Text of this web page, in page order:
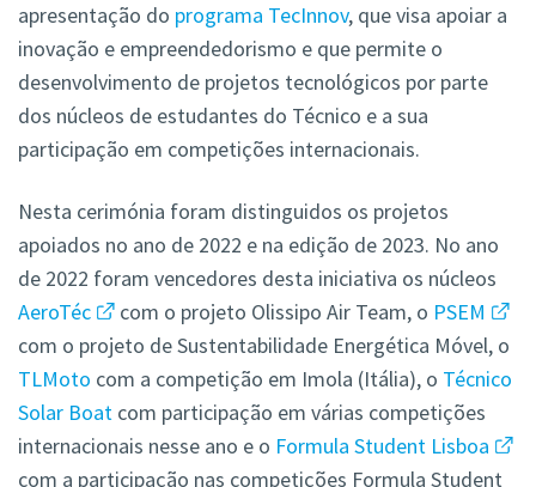
apresentação do programa TecInnov, que visa apoiar a
inovação e empreendedorismo e que permite o
desenvolvimento de projetos tecnológicos por parte
dos núcleos de estudantes do Técnico e a sua
participação em competições internacionais.
Nesta cerimónia foram distinguidos os projetos
apoiados no ano de 2022 e na edição de 2023. No ano
de 2022 foram vencedores desta iniciativa os núcleos
AeroTéc
com o projeto Olissipo Air Team, o PSEM
com o projeto de Sustentabilidade Energética Móvel, o
TLMoto com a competição em Imola (Itália), o Técnico
Solar Boat com participação em várias competições
internacionais nesse ano e o Formula Student Lisboa
com a participação nas competições Formula Student